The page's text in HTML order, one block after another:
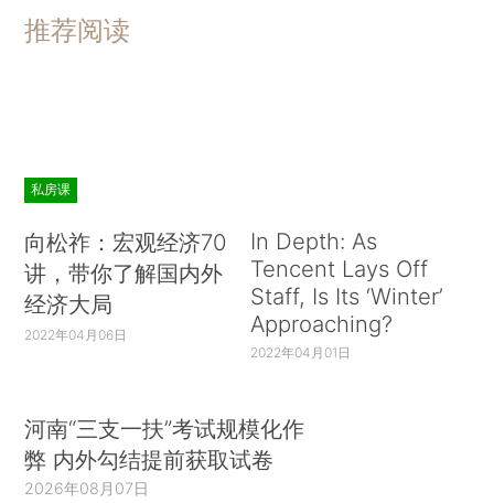
推荐阅读
私房课
向松祚：宏观经济70
讲，带你了解国内外
经济大局
2022年04月06日
In Depth: As
Tencent Lays Off
Staff, Is Its ‘Winter’
Approaching?
2022年04月01日
河南“三支一扶”考试规模化作
弊 内外勾结提前获取试卷
2026年08月07日